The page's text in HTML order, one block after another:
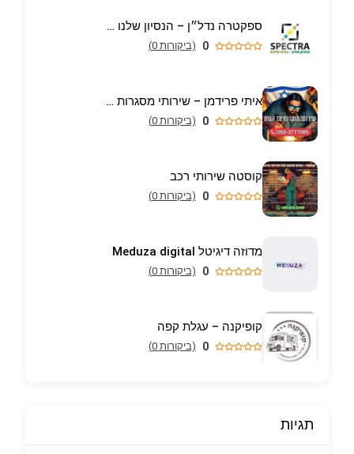
ספקטרה נדל״ן – הנסיון שלנו הבית שלכם
0 (ביקורות 0)
איתי פרידמן – שירותי מסגרות וריתוך עד הבית באריאל
0 (ביקורות 0)
קוסטה שירותי רכב
0 (ביקורות 0)
מדוזה דיגיטל Meduza digital
0 (ביקורות 0)
קופיקנה – עגלת קפה
0 (ביקורות 0)
תגיות